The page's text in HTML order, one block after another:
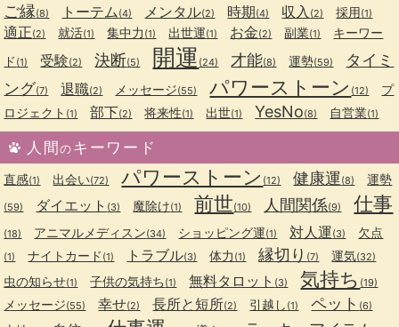
ご縁(8) トーテム (4) メンタル(2) 時期(4) 収入 (2) 採用(1)
適正(2) 就活(1) 集中力 (1) 出世運(1) お金(2) 副業(1)
キーワー
ド (1) 受験(2) 決断(5) 開運 (24) 才能(8) 運勢(59)
タイミ
ング(7) 退職(2) メッセージ(55) パワーストーン (12)
プ
ロジェクト (1) 部下(2) 将来性(1) 出世(1) YesNo(8) 自営業(1)
人間のキーワード
直感(1) 出会い(72) パワーストーン (12) 健康運(8) 運勢
(59) ダイエット (3) 魔除け(1) 前世(10) 人間関係(9) 仕事
(18) アニマルメディスン(34) ショッピング運(1) 対人運(3) 欠点
(1) ナイトカード (1) トラブル(3) 体力 (1) 縁切り (7) 運気(32)
虫の知らせ(1) 子供の気持ち(1) 無料タロット (3) 気持ち (19)
メッセージ(55) 幸せ(2) 長所と短所(2) 引越し (1) ペット (6)